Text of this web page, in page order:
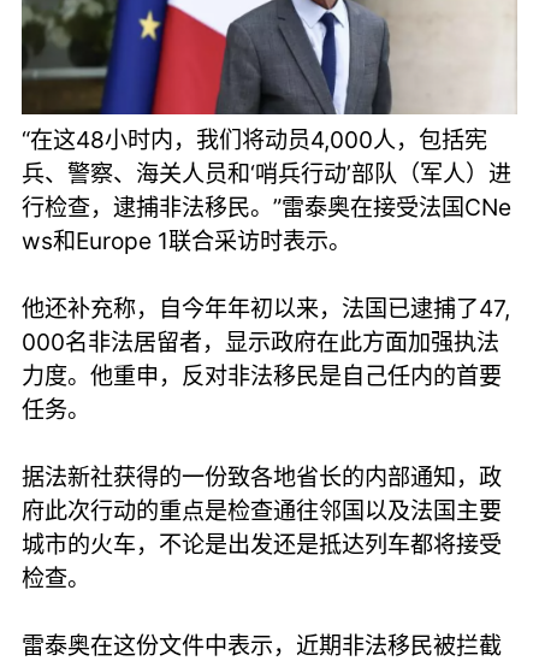
“在这48小时内，我们将动员4,000人，包括宪
兵、警察、海关人员和‘哨兵行动’部队（军人）进
行检查，逮捕非法移民。”雷泰奥在接受法国CNe
ws和Europe 1联合采访时表示。
他还补充称，自今年年初以来，法国已逮捕了47,
000名非法居留者，显示政府在此方面加强执法
力度。他重申，反对非法移民是自己任内的首要
任务。
据法新社获得的一份致各地省长的内部通知，政
府此次行动的重点是检查通往邻国以及法国主要
城市的火车，不论是出发还是抵达列车都将接受
检查。
雷泰奥在这份文件中表示，近期非法移民被拦截